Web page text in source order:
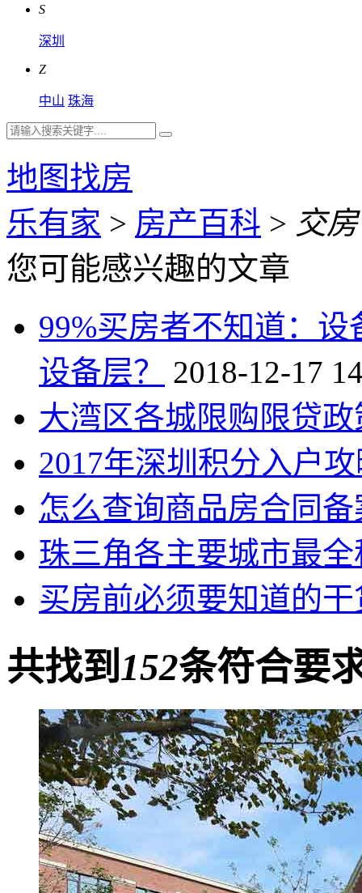
S
深圳
Z
中山 珠海
地图找房
乐有家 > 房产百科 > 交房
您可能感兴趣的文章
99%买房者不知道：
设备层？
2018-12-17
大湾区各城限购限贷
2017年深圳积分入户
怎么查询商品房合同备
珠三角各主要城市最
买房前必须要知道的干
共找到152条符合要